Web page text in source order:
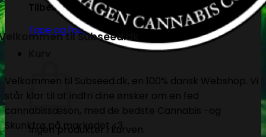
Tilbehør
Tape og fastgørelse
Ingen produkter i kurven.
til Subseed.dk
Velkommen til Subseed.dk, en 100% dansk Webshop. Vi
står klar til at indfri dine ønsker om en fed
cannabissæson, med de bedste Cannabis -og
Skunkfrø på markedet <3